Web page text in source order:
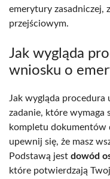
emerytury zasadniczej,
przejściowym.
Jak wygląda
wniosku o
Jak wygląda procedura
zadanie, które wymaga
kompletu dokumentów
upewnij się, że masz
Podstawą jest dowód
które potwierdzają